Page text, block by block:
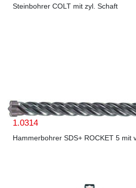
Steinbohrer COLT mit zyl. Schaft
1.0314
Hammerbohrer SDS+ ROCKET 5 mit